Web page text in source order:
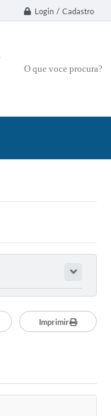
Login / Cadastro
O que voce procura?
Imprimir